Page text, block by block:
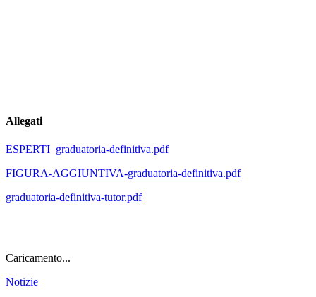
Allegati
ESPERTI_graduatoria-definitiva.pdf
FIGURA-AGGIUNTIVA-graduatoria-definitiva.pdf
graduatoria-definitiva-tutor.pdf
Caricamento...
Notizie